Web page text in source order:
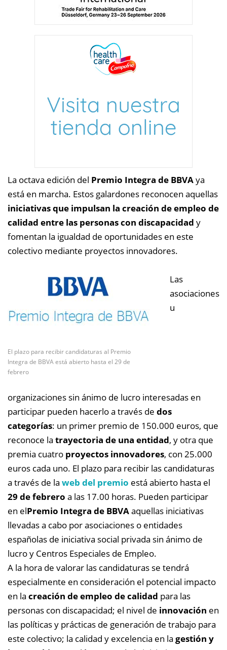
La octava edición del Premio Integra de BBVAya
está en marcha. Estos galardones reconocen aquellas
iniciativas que impulsan la creación de empleo de
calidad entre las personas con discapacidad y
fomentan la igualdad de oportunidades en este
colectivo mediante proyectos innovadores.
El plazo para recibir candidaturas al Premio
Integra de BBVA está abierto hasta el 29 de
febrero
Las
asociaciones
u
organizaciones sin ánimo de lucro interesadas en
participar pueden hacerlo a través de dos
categorías: un primer premio de 150.000 euros, que
reconoce la trayectoria de una entidad, y otra que
premia cuatro proyectos innovadores, con 25.000
euros cada uno. El plazo para recibir las candidaturas
a través de la web del premio está abierto hasta el
29 de febrero a las 17.00 horas. Pueden participar
en elPremio Integra de BBVAaquellas iniciativas
llevadas a cabo por asociaciones o entidades
españolas de iniciativa social privada sin ánimo de
lucro y Centros Especiales de Empleo.
A la hora de valorar las candidaturas se tendrá
especialmente en consideración el potencial impacto
en la creación de empleo de calidad para las
personas con discapacidad; el nivel de innovación en
las políticas y prácticas de generación de trabajo para
este colectivo; la calidad y excelencia en la gestión y